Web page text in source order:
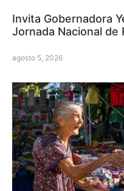
Invita Gobernadora
Jornada Nacional de
agosto 5, 2026